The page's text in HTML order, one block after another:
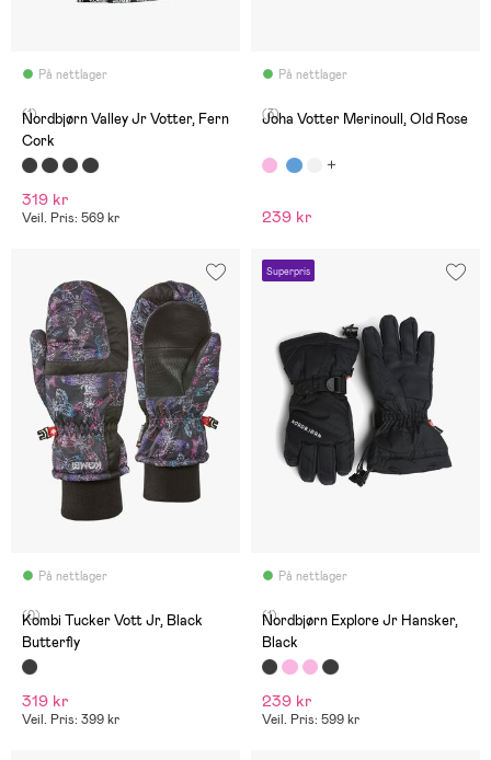
På nettlager
(1)
Nordbjørn Valley Jr Votter, Fern
Cork
319 kr
Veil. Pris: 569 kr
På nettlager
(3)
Joha Votter Merinoull, Old Rose
239 kr
På nettlager
(0)
Kombi Tucker Vott Jr, Black
Butterfly
319 kr
Veil. Pris: 399 kr
Superpris
På nettlager
(1)
Nordbjørn Explore Jr Hansker,
Black
239 kr
Veil. Pris: 599 kr